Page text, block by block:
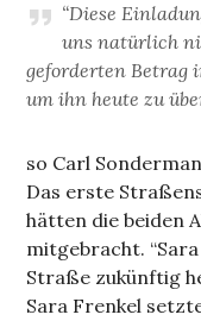
“Diese
uns natürlich
geforderten Betrag
um ihn heute zu
so Carl
Das erste
hätten die beiden
mitgebracht.
Straße zukünftig
Sara Frenkel